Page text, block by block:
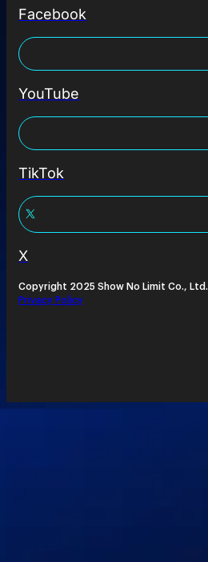
Facebook
YouTube
TikTok
X
Copyright 2025 Show No Limit Co., Ltd.
Privacy Policy